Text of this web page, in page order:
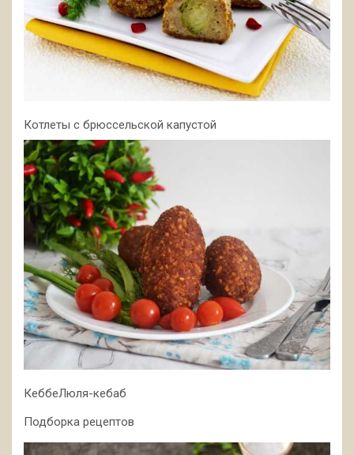
Котлеты с брюссельской капустой
КеббеЛюля-кебаб
Подборка рецептов